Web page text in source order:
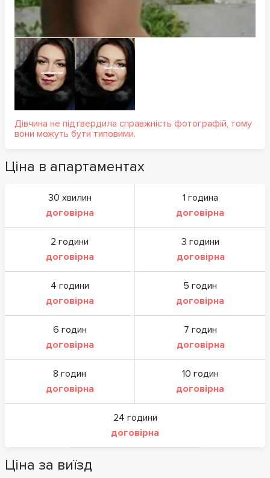
Дівчина не підтвердила справжність фотографій, тому
вони можуть бути типовими.
Ціна в апартаментах
30 хвилин
договірна
1 година
договірна
2 години
договірна
3 години
договірна
4 години
договірна
5 годин
договірна
6 годин
договірна
7 годин
договірна
8 годин
договірна
10 годин
договірна
24 години
договірна
Ціна за виїзд